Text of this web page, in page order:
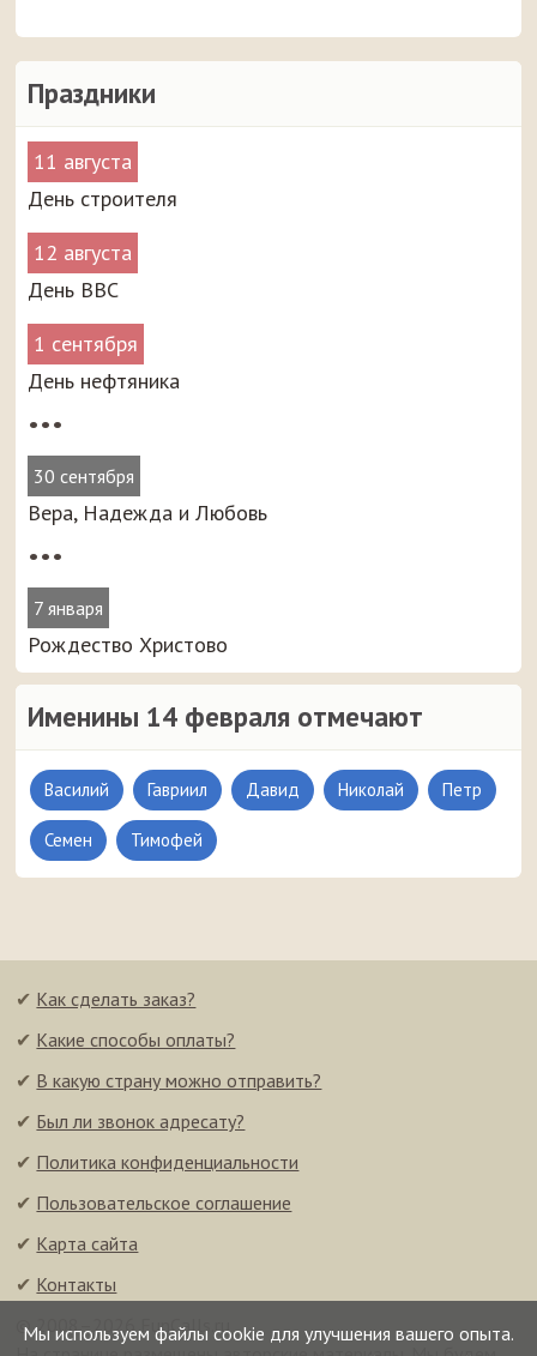
Праздники
11 августа
День строителя
12 августа
День ВВС
1 сентября
День нефтяника
•••
30 сентября
Вера, Надежда и Любовь
•••
7 января
Рождество Христово
Именины 14 февраля отмечают
Василий Гавриил Давид Николай Петр
Семен Тимофей
Мы используем файлы cookie для улучшения вашего опыта.
✔ Как сделать заказ?
✔ Какие способы оплаты?
✔ В какую страну можно отправить?
✔ Был ли звонок адресату?
✔ Политика конфиденциальности
✔ Пользовательское соглашение
✔ Карта сайта
✔ Контакты
© 2008–2026 FunCalls.ru